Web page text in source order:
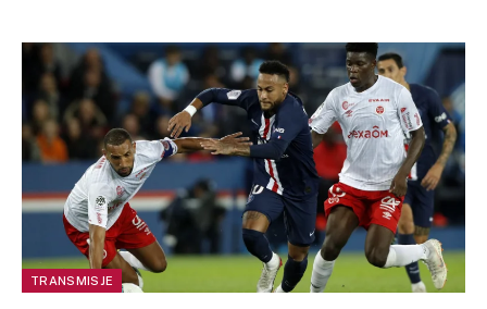
TRANSMISJE